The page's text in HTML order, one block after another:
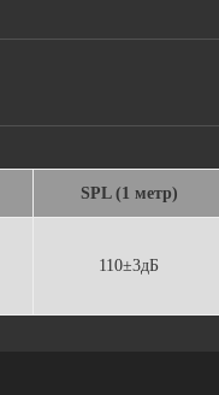
SPL (1 метр)
110±3дБ